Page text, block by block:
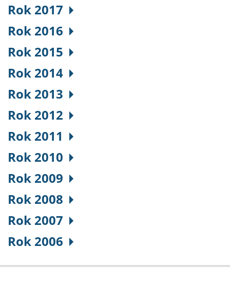
Rok 2017
Rok 2016
Rok 2015
Rok 2014
Rok 2013
Rok 2012
Rok 2011
Rok 2010
Rok 2009
Rok 2008
Rok 2007
Rok 2006